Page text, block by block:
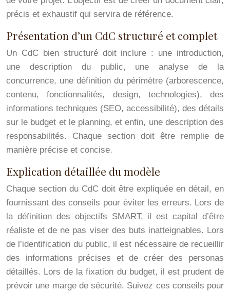
précis et exhaustif qui servira de référence.
Présentation d’un CdC structuré et complet
Un CdC bien structuré doit inclure : une introduction,
une description du public, une analyse de la
concurrence, une définition du périmètre (arborescence,
contenu, fonctionnalités, design, technologies), des
informations techniques (SEO, accessibilité), des détails
sur le budget et le planning, et enfin, une description des
responsabilités. Chaque section doit être remplie de
manière précise et concise.
Explication détaillée du modèle
Chaque section du CdC doit être expliquée en détail, en
fournissant des conseils pour éviter les erreurs. Lors de
la définition des objectifs SMART, il est capital d’être
réaliste et de ne pas viser des buts inatteignables. Lors
de l’identification du public, il est nécessaire de recueillir
des informations précises et de créer des personas
détaillés. Lors de la fixation du budget, il est prudent de
prévoir une marge de sécurité. Suivez ces conseils pour